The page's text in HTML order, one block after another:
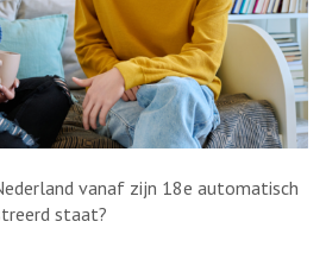
vanaf zijn 18e automatisch
staat?